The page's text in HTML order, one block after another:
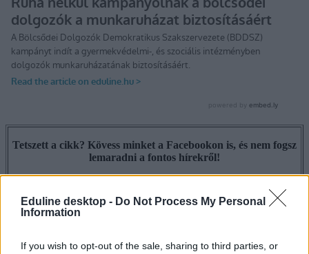
Eduline desktop - Do Not Process My Personal
Information
If you wish to opt-out of the sale, sharing to third parties, or
Tetszett a cikk? Kövess minket a Facebookon is, és nem fogsz
lemaradni a fontos hírekről!